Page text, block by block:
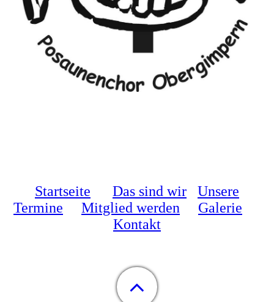
Startseite Das sind wir
Unsere
Termine
Mitglied werden
Galerie
Kontakt